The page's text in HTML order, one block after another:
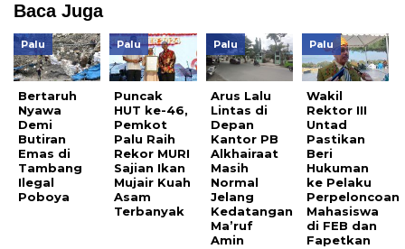
Baca Juga
Palu
Bertaruh
Nyawa
Demi
Butiran
Emas di
Tambang
Ilegal
Poboya
Palu
Puncak
HUT ke-46,
Pemkot
Palu Raih
Rekor MURI
Sajian Ikan
Mujair Kuah
Asam
Terbanyak
Palu
Arus Lalu
Lintas di
Depan
Kantor PB
Alkhairaat
Masih
Normal
Jelang
Kedatangan
Ma’ruf
Amin
Palu
Wakil
Rektor III
Untad
Pastikan
Beri
Hukuman
ke Pelaku
Perpeloncoan
Mahasiswa
di FEB dan
Fapetkan